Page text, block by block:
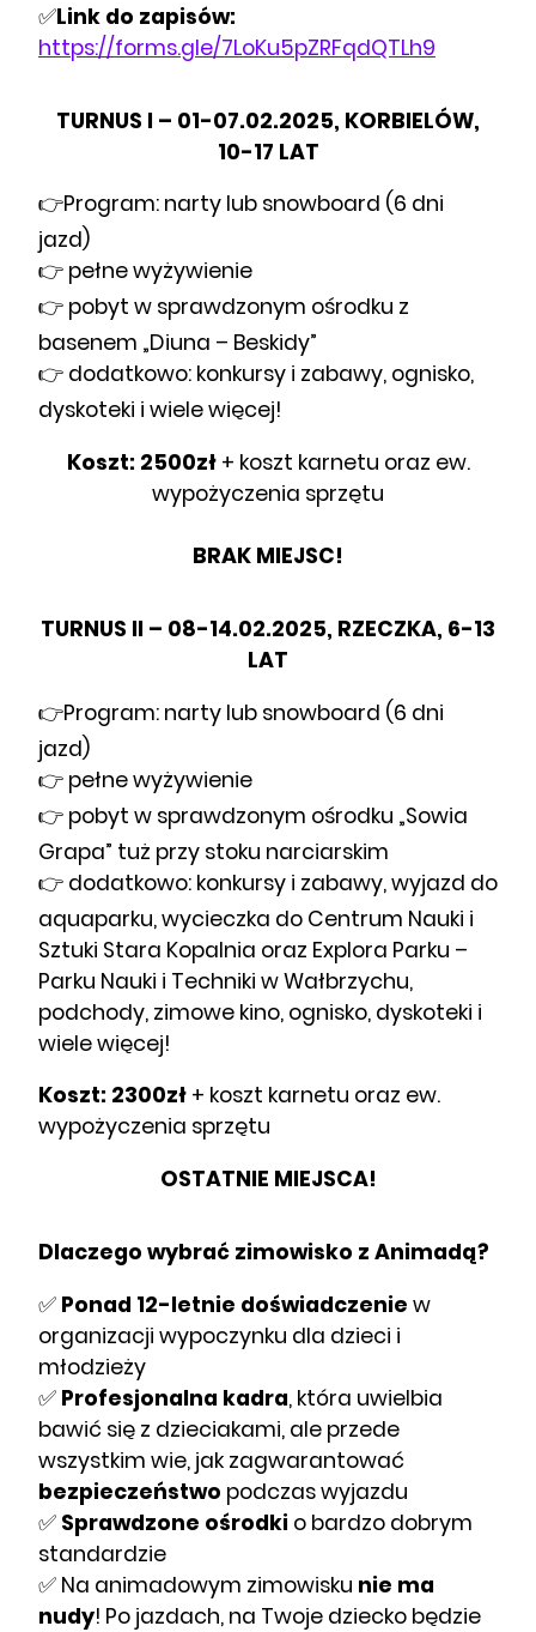
✅Link do zapisów:
https://forms.gle/7LoKu5pZRFqdQTLh9
TURNUS I – 01-07.02.2025, KORBIELÓW,
10-17 LAT
👉Program: narty lub snowboard (6 dni
jazd)
👉 pełne wyżywienie
👉 pobyt w sprawdzonym ośrodku z
basenem „Diuna – Beskidy”
👉 dodatkowo: konkursy i zabawy, ognisko,
dyskoteki i wiele więcej!
Koszt: 2500zł+ koszt karnetu oraz ew.
wypożyczenia sprzętu
BRAK MIEJSC!
TURNUS II – 08-14.02.2025, RZECZKA, 6-13
LAT
👉Program: narty lub snowboard (6 dni
jazd)
👉 pełne wyżywienie
👉 pobyt w sprawdzonym ośrodku „Sowia
Grapa” tuż przy stoku narciarskim
👉 dodatkowo: konkursy i zabawy, wyjazd do
aquaparku, wycieczka do Centrum Nauki i
Sztuki Stara Kopalnia oraz Explora Parku –
Parku Nauki i Techniki w Wałbrzychu,
podchody, zimowe kino, ognisko, dyskoteki i
wiele więcej!
Koszt: 2300zł + koszt karnetu oraz ew.
wypożyczenia sprzętu
OSTATNIE MIEJSCA!
Dlaczego wybrać zimowisko z Animadą?
✅ Ponad 12-letnie doświadczenie w
organizacji wypoczynku dla dzieci i
młodzieży
✅ Profesjonalna kadra, która uwielbia
bawić się z dzieciakami, ale przede
wszystkim wie, jak zagwarantować
bezpieczeństwo podczas wyjazdu
✅ Sprawdzone ośrodki o bardzo dobrym
standardzie
✅ Na animadowym zimowisku nie ma
nudy! Po jazdach, na Twoje dziecko będzie